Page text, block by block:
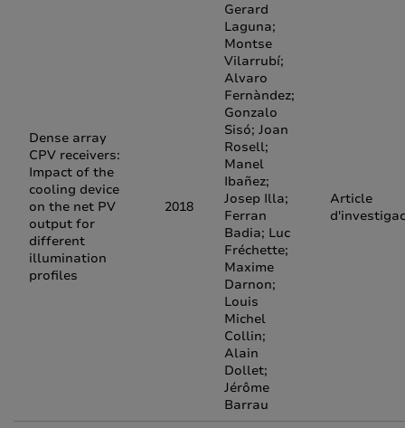
Dense array
CPV receivers:
Impact of the
cooling device
on the net PV
output for
different
illumination
profiles
2018
Gerard
Laguna;
Montse
Vilarrubí;
Alvaro
Fernàndez;
Gonzalo
Sisó; Joan
Rosell;
Manel
Ibañez;
Josep Illa;
Ferran
Badia; Luc
Fréchette;
Maxime
Darnon;
Louis
Michel
Collin;
Alain
Dollet;
Jérôme
Barrau
Article